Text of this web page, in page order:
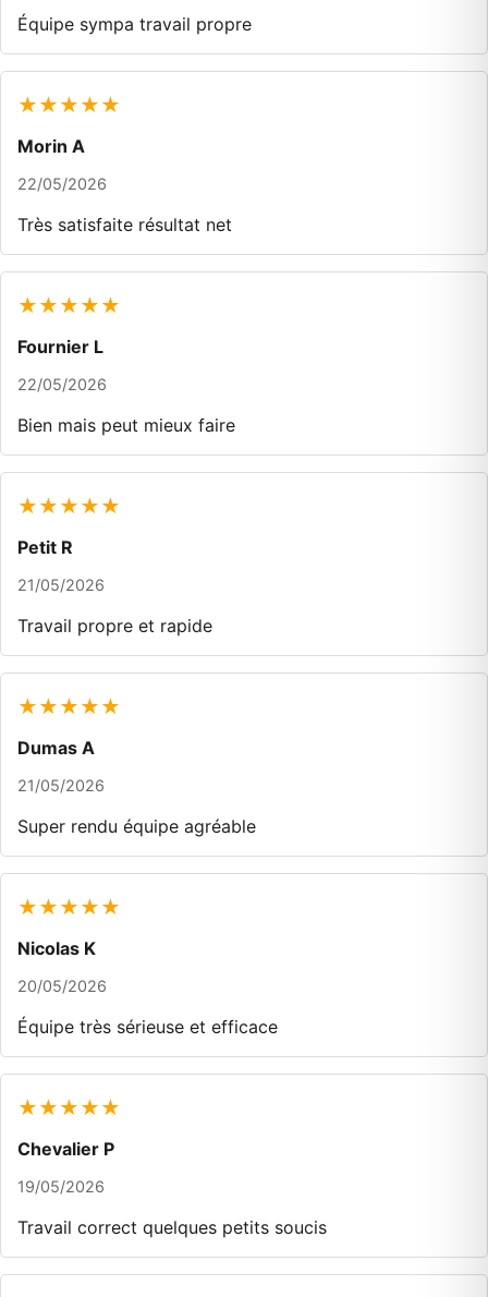
Équipe sympa travail propre
★★★★★
Morin A
22/05/2026
Très satisfaite résultat net
★★★★★
Fournier L
22/05/2026
Bien mais peut mieux faire
★★★★★
Petit R
21/05/2026
Travail propre et rapide
★★★★★
Dumas A
21/05/2026
Super rendu équipe agréable
★★★★★
Nicolas K
20/05/2026
Équipe très sérieuse et efficace
★★★★★
Chevalier P
19/05/2026
Travail correct quelques petits soucis